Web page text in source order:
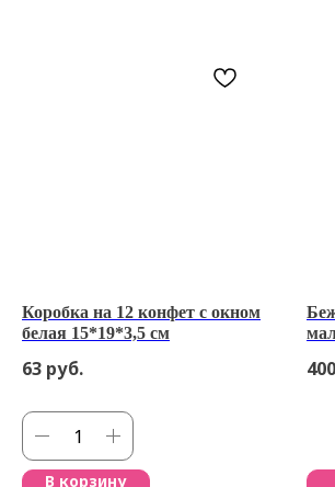
Коробка на 12 конфет с окном
белая 15*19*3,5 см
63 руб.
В корзину
400